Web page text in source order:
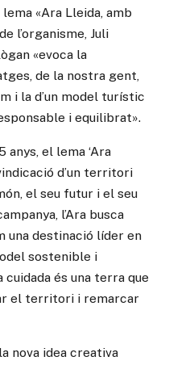
«Ara Lleida, amb
l’organisme, Juli
«evoca la
de la nostra gent,
i la d’un model turístic
i equilibrat».
el lema ‘Ara
d’un territori
el seu futur i el seu
l’Ara busca
una destinació líder en
sostenible i
és una terra que
el territori i remarcar
nova idea creativa